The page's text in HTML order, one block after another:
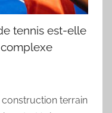
tennis est-elle
construction terrain